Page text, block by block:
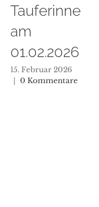
am
01.02.2026
15. Februar 2026
0 Kommentare